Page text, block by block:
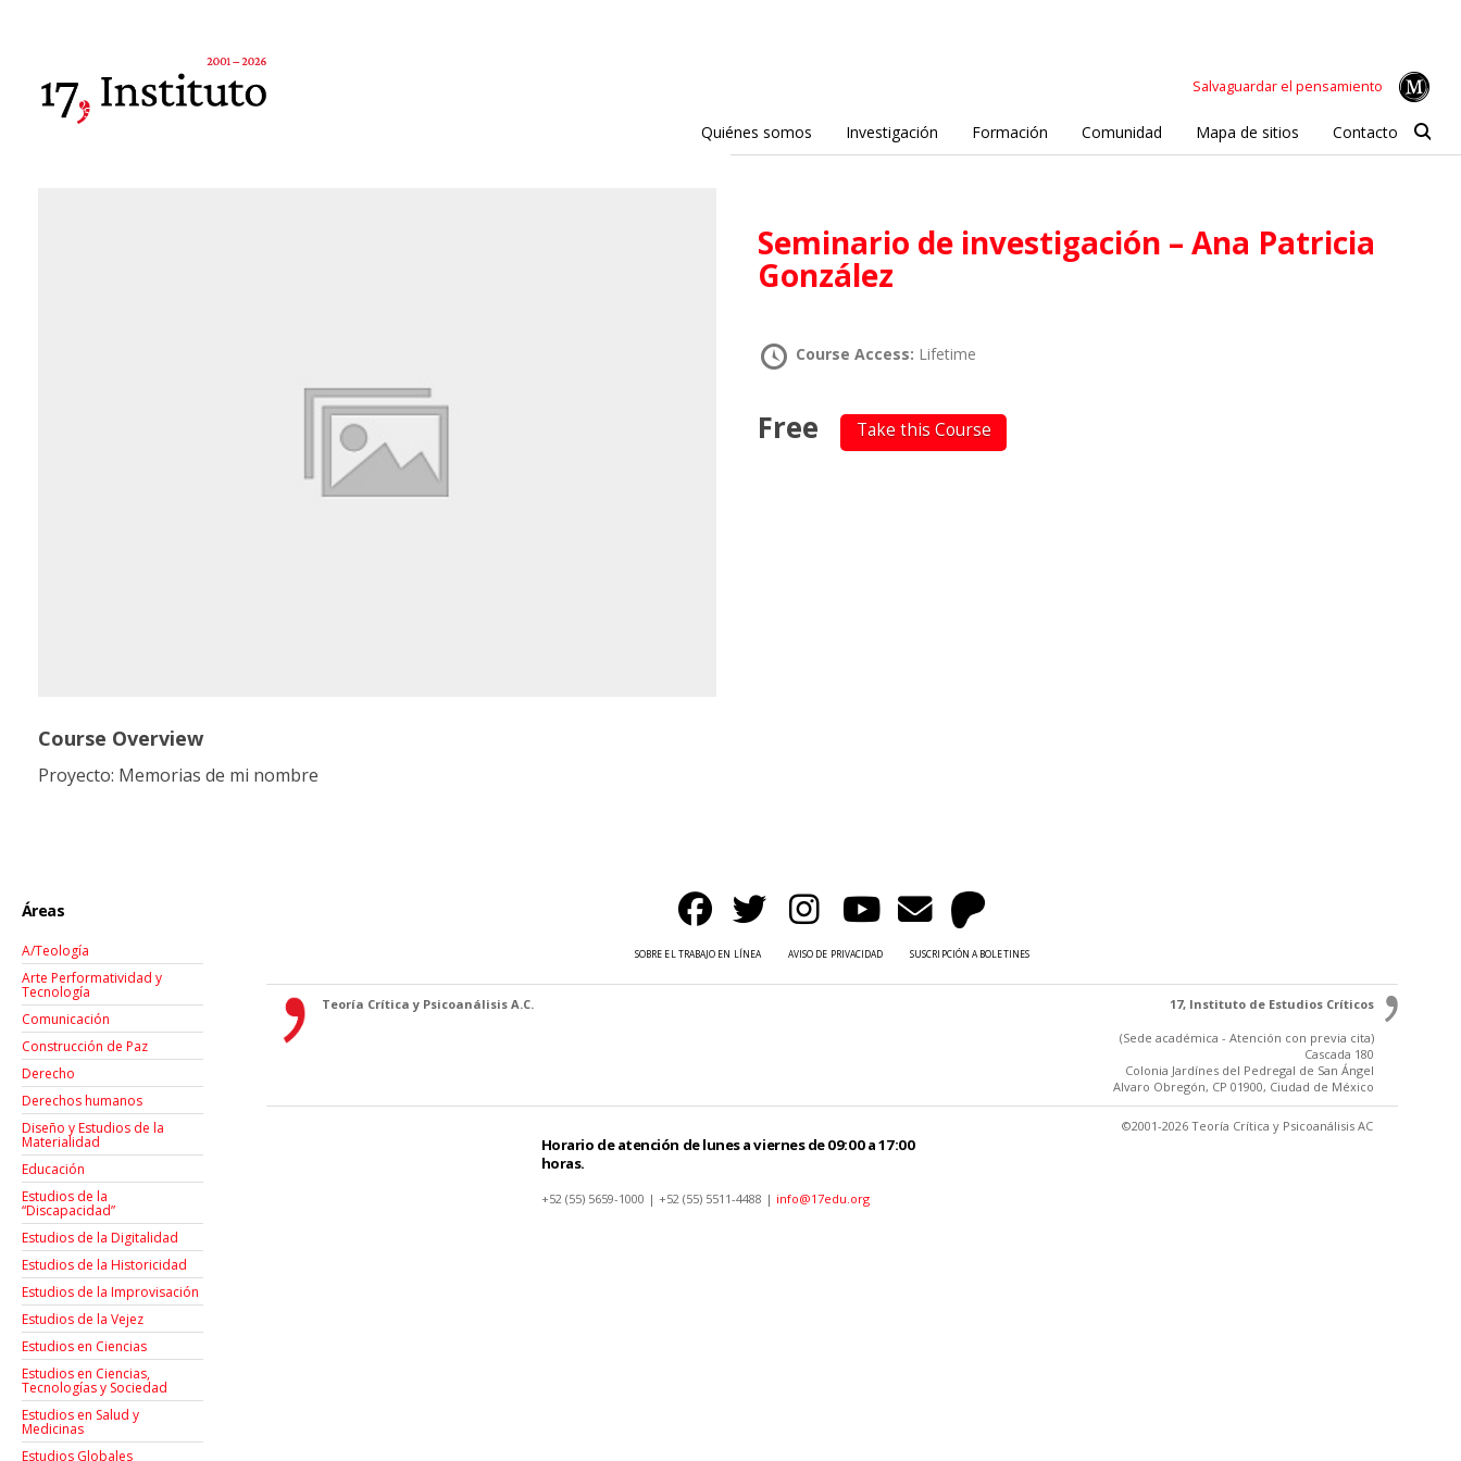
Salvaguardar el pensamiento
Quiénes somos Investigación Formación Comunidad Mapa de sitios Contacto
Seminario de investigación – Ana Patricia
González
Course Access: Lifetime
Free Take this Course
Course Overview
Proyecto: Memorias de mi nombre
Áreas
A/Teología
Arte Performatividad y
Tecnología
Comunicación
Construcción de Paz
Derecho
Derechos humanos
Diseño y Estudios de la
Materialidad
Educación
Estudios de la
“Discapacidad”
Estudios de la Digitalidad
Estudios de la Historicidad
Estudios de la Improvisación
Estudios de la Vejez
Estudios en Ciencias
Estudios en Ciencias,
Tecnologías y Sociedad
Estudios en Salud y
Medicinas
Estudios Globales
SOBRE EL TRABAJO EN LÍNEA AVISO DE PRIVACIDAD SUSCRIPCIÓN A BOLETINES
Teoría Crítica y Psicoanálisis A.C. 17, Instituto de Estudios Críticos
(Sede académica - Atención con previa cita)
Cascada 180
Colonia Jardínes del Pedregal de San Ángel
Alvaro Obregón, CP 01900, Ciudad de México
Horario de atención de lunes a viernes de 09:00 a 17:00
horas.
+52 (55) 5659-1000 | +52 (55) 5511-4488 | info@17edu.org
©2001-2026 Teoría Crítica y Psicoanálisis AC